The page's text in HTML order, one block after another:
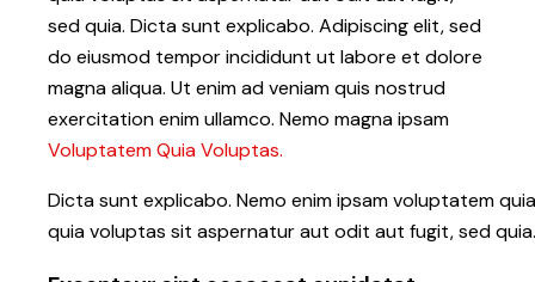
sed quia. Dicta sunt explicabo. Adipiscing elit, sed
do eiusmod tempor incididunt ut labore et dolore
magna aliqua. Ut enim ad veniam quis nostrud
exercitation enim ullamco. Nemo magna ipsam
Voluptatem Quia Voluptas.
Dicta sunt explicabo. Nemo enim ipsam voluptatem
quia voluptas sit aspernatur aut odit aut fugit, sed quia.